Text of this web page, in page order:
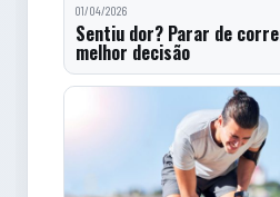
01/04/2026
Sentiu dor? Parar de
melhor decisão